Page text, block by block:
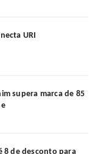
URI
supera marca de 85
8 de desconto para